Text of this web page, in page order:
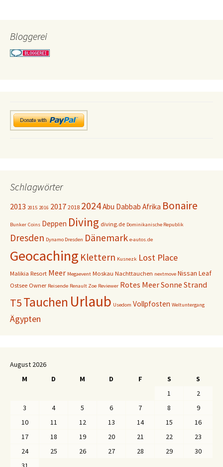
Bloggerei
Schlagwörter
2013 2015 2016 2017 2018 2024Abu Dabbab Afrika Bonaire
Bunker Coins Deppen Diving diving.de Dominikanische Republik
Dresden Dynamo Dresden Dänemark e-autos.de
Geocaching Klettern Kusnezk Lost Place
Malikia Resort Meer Megaevent Moskau Nachttauchen nextmove Nissan Leaf
Ostsee Owner Reisende Renault Zoe Reviewer Rotes MeerSonne Strand
T5Tauchen Urlaub Usedom Vollpfosten Weltuntergang
Ägypten
August 2026
M
D M D F S
S
1
2
3
4 5 6 7 8
9
10
11 12 13 14 15
16
17
18 19 20 21 22
23
24
25 26 27 28 29
30